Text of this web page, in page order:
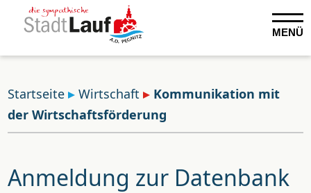
MENÜ
Startseite Wirtschaft
Kommunikation mit
der Wirtschaftsförderung
Anmeldung zur Datenbank